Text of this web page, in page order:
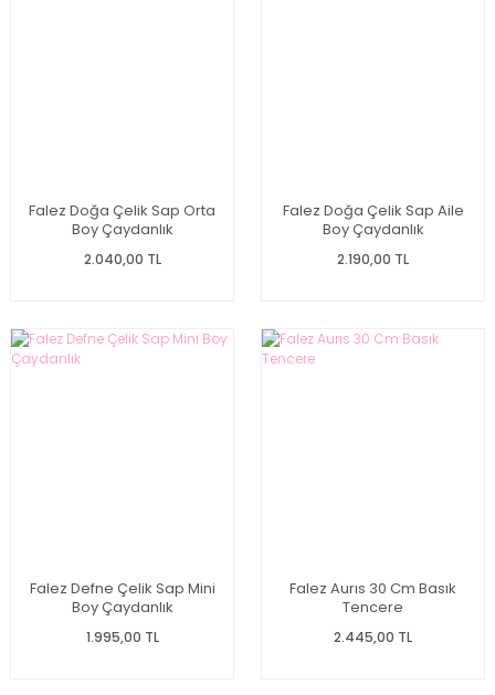
Falez Doğa Çelik Sap Orta
Boy Çaydanlık
2.040,00 TL
Falez Doğa Çelik Sap Aile
Boy Çaydanlık
2.190,00 TL
Falez Defne Çelik Sap Mini
Boy Çaydanlık
1.995,00 TL
Falez Aurıs 30 Cm Basık
Tencere
2.445,00 TL